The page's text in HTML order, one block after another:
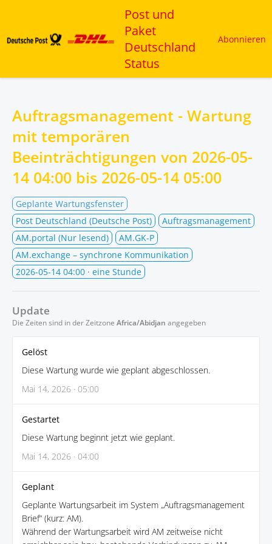
Post und
Paket
Deutschland
Status
Abonnieren
Auftragsmanagement - Wartung
mit temporären
Beeinträchtigungen von 2026-05-
14 04:00 bis 2026-05-14 05:00
Geplante Wartungsfenster
Post Deutschland (Deutsche Post)
Auftragsmanagement
AM.portal (Nur lesend)
AM.GK-P
AM.exchange – synchrone Kommunikation
2026-05-14 04:00 · eine Stunde
Update
Die Zeiten sind in der Zeitzone Africa/Abidjan angegeben
Gelöst
Diese Wartung wurde wie geplant abgeschlossen.
Mai 14, 2026 · 05:00
Gestartet
Diese Wartung beginnt jetzt wie geplant.
Mai 14, 2026 · 04:00
Geplant
Geplante Wartungsarbeit im System „Auftragsmanagement
Brief“ (kurz: AM).
Während der Wartungsarbeit wird AM zeitweise nicht